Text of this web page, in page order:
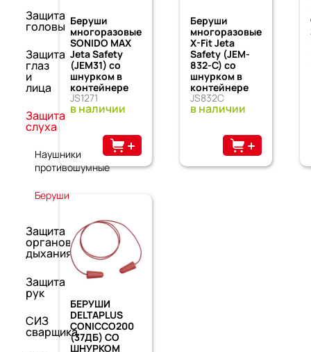
Защита
головы
Защита
глаз
и
лица
Защита
слуха
Наушники
противошумные
Беруши
Защита
органов
дыхания
Защита
рук
СИЗ
сварщика
Беруши
многоразовые
SONIDO MAX
Jeta Safety
(JEM31) со
шнурком в
контейнере
JS1271
в наличии
Беруши
многоразовые
X-Fit Jeta
Safety (JEM-
832-C) со
шнурком в
контейнере
JS832C
в наличии
БЕРУШИ
DELTAPLUS
CONICCO200
(37ДБ) СО
ШНУРКОМ